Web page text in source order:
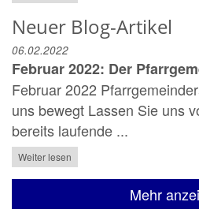
Neuer Blog-Artikel
06.02.2022
Februar 2022: Der
Februar 2022
uns bewegt Lassen Sie uns
bereits laufende ...
Weiter lesen
Mehr